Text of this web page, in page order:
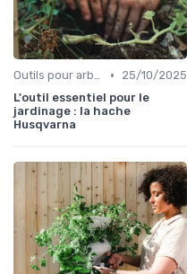
Outils pour arbres et arbustes •
25/10/2025
L'outil essentiel pour le
jardinage : la hache
Husqvarna